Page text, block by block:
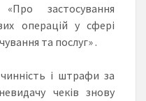
застосування
операцій у сфері
та послуг» .
і штрафи за
чеків знову